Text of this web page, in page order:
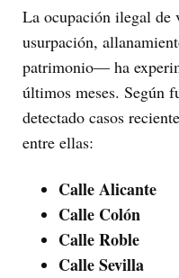
La ocupación ilegal
usurpación,
patrimonio— ha
últimos meses. Según
detectado casos
entre ellas:
Calle Alicante
Calle Colón
Calle Roble
Calle Sevilla